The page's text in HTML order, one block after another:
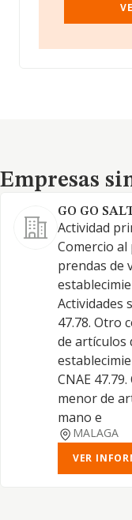
Empresas similares
Empresas
GO GO
Actividad
Comercio
prendas de
Actividades
47.78. Otro
de artículos
CNAE
menor de
mano e
MALAGA
VER